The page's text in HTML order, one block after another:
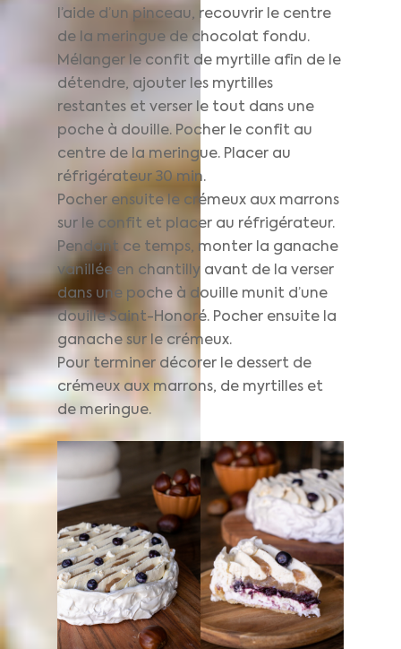
l’aide d’un pinceau, recouvrir le centre
de la meringue de chocolat fondu.
Mélanger le confit de myrtille afin de le
détendre, ajouter les myrtilles
restantes et verser le tout dans une
poche à douille. Pocher le confit au
centre de la meringue. Placer au
réfrigérateur 30 min.
Pocher ensuite le crémeux aux marrons
sur le confit et placer au réfrigérateur.
Pendant ce temps, monter la ganache
vanillée en chantilly avant de la verser
dans une poche à douille munit d’une
douille Saint-Honoré. Pocher ensuite la
ganache sur le crémeux.
Pour terminer décorer le dessert de
crémeux aux marrons, de myrtilles et
de meringue.